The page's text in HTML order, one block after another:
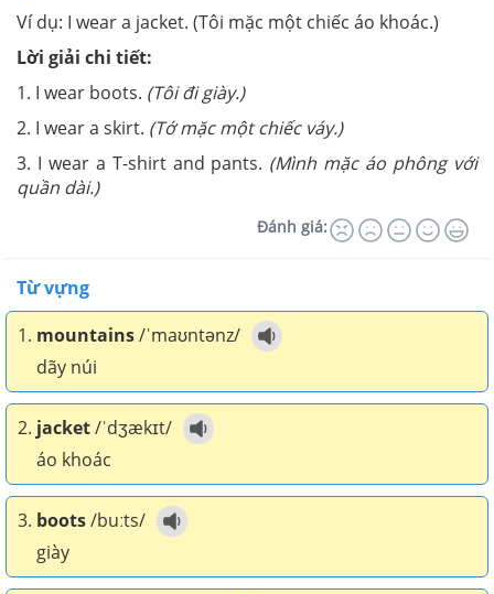
Ví dụ: I wear a jacket. (Tôi mặc một chiếc áo khoác.)
Lời giải chi tiết:
1. I wear boots. (Tôi đi giày.)
2. I wear a skirt. (Tớ mặc một chiếc váy.)
3. I wear a T-shirt and pants. (Mình mặc áo phông với
quần dài.)
Đánh giá:
Từ vựng
1. mountains/ˈmaʊntənz/
dãy núi
2. jacket/ˈdʒækɪt/
áo khoác
3. boots/buːts/
giày